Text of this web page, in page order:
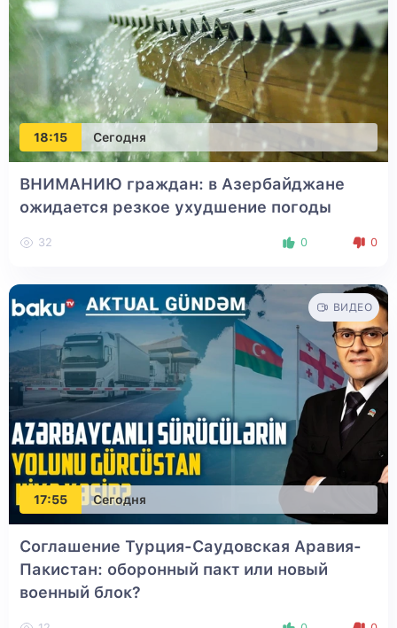
18:15 Сегодня
ВНИМАНИЮ граждан: в Азербайджане
ожидается резкое ухудшение погоды
32 0 0
17:55 Сегодня
ВИДЕО
Соглашение Турция-Саудовская Аравия-
Пакистан: оборонный пакт или новый
военный блок?